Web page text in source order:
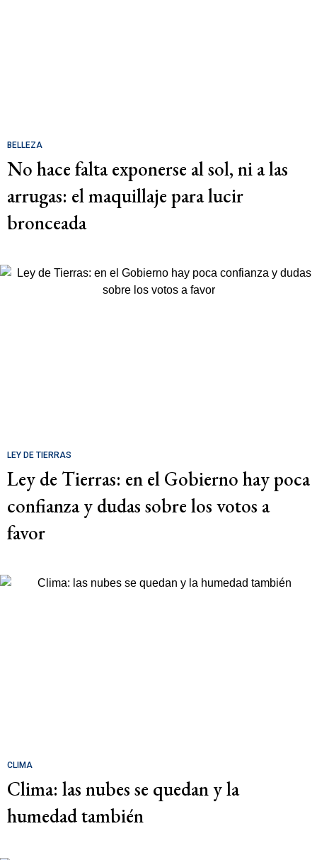
BELLEZA
No hace falta exponerse al sol, ni a las
arrugas: el maquillaje para lucir
bronceada
LEY DE TIERRAS
Ley de Tierras: en el Gobierno hay poca
confianza y dudas sobre los votos a
favor
CLIMA
Clima: las nubes se quedan y la
humedad también